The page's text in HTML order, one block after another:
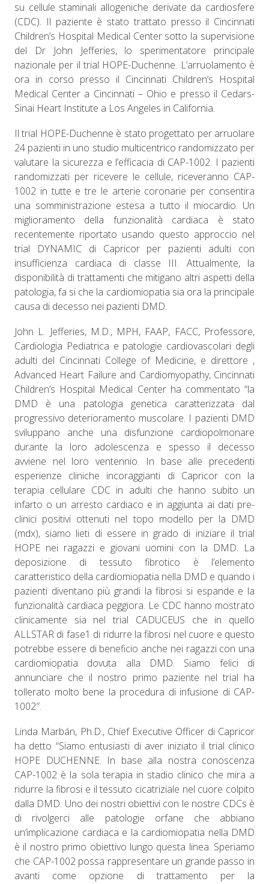
su cellule staminali allogeniche derivate da cardiosfere
(CDC). Il paziente è stato trattato presso il Cincinnati
Children’s Hospital Medical Center sotto la supervisione
del Dr John Jefferies, lo sperimentatore principale
nazionale per il trial HOPE-Duchenne. L’arruolamento è
ora in corso presso il Cincinnati Children’s Hospital
Medical Center a Cincinnati – Ohio e presso il Cedars-
Sinai Heart Institute a Los Angeles in California.
Il trial HOPE-Duchenne è stato progettato per arruolare
24 pazienti in uno studio multicentrico randomizzato per
valutare la sicurezza e l’efficacia di CAP-1002. I pazienti
randomizzati per ricevere le cellule, riceveranno CAP-
1002 in tutte e tre le arterie coronarie per consentira
una somministrazione estesa a tutto il miocardio. Un
miglioramento della funzionalità cardiaca è stato
recentemente riportato usando questo approccio nel
trial DYNAMIC di Capricor per pazienti adulti con
insufficienza cardiaca di classe III. Attualmente, la
disponibilità di trattamenti che mitigano altri aspetti della
patologia, fa si che la cardiomiopatia sia ora la principale
causa di decesso nei pazienti DMD.
John L. Jefferies, M.D., MPH, FAAP, FACC, Professore,
Cardiologia Pediatrica e patologie cardiovascolari degli
adulti del Cincinnati College of Medicine, e direttore ,
Advanced Heart Failure and Cardiomyopathy, Cincinnati
Children’s Hospital Medical Center ha commentato “la
DMD è una patologia genetica caratterizzata dal
progressivo deterioramento muscolare. I pazienti DMD
sviluppano anche una disfunzione cardiopolmonare
durante la loro adolescenza e spesso il decesso
avviene nel loro ventennio. In base alle precedenti
esperienze cliniche incoraggianti di Capricor con la
terapia cellulare CDC in adulti che hanno subito un
infarto o un arresto cardiaco e in aggiunta ai dati pre-
clinici positivi ottenuti nel topo modello per la DMD
(mdx), siamo lieti di essere in grado di iniziare il trial
HOPE nei ragazzi e giovani uomini con la DMD. La
deposizione di tessuto fibrotico è l’elemento
caratteristico della cardiomiopatia nella DMD e quando i
pazienti diventano più grandi la fibrosi si espande e la
funzionalità cardiaca peggiora. Le CDC hanno mostrato
clinicamente sia nel trial CADUCEUS che in quello
ALLSTAR di fase1 di ridurre la fibrosi nel cuore e questo
potrebbe essere di beneficio anche nei ragazzi con una
cardiomiopatia dovuta alla DMD. Siamo felici di
annunciare che il nostro primo paziente nel trial ha
tollerato molto bene la procedura di infusione di CAP-
1002″.
Linda Marbán, Ph.D., Chief Executive Officer di Capricor
ha detto “Siamo entusiasti di aver iniziato il trial clinico
HOPE DUCHENNE. In base alla nostra conoscenza
CAP-1002 è la sola terapia in stadio clinico che mira a
ridurre la fibrosi e il tessuto cicatriziale nel cuore colpito
dalla DMD. Uno dei nostri obiettivi con le nostre CDCs è
di rivolgerci alle patologie orfane che abbiano
un’implicazione cardiaca e la cardiomiopatia nella DMD
è il nostro primo obiettivo lungo questa linea. Speriamo
che CAP-1002 possa rappresentare un grande passo in
avanti come opzione di trattamento per la